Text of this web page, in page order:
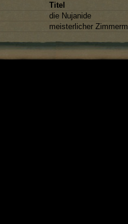
Titel
die Nujanide
meisterlicher